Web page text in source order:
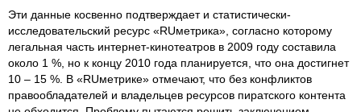
Эти данные косвенно подтверждает и статистически-
исследовательский ресурс «RUметрика», согласно которому
легальная часть интернет-кинотеатров в 2009 году составила
около 1 %, но к концу 2010 года планируется, что она достигнет
10 – 15 %. В «RUметрике» отмечают, что без конфликтов
правообладателей и владельцев ресурсов пиратского контента